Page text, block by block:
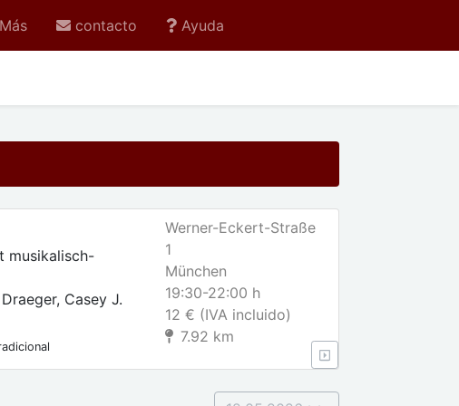
Más contacto Ayuda
musikalisch-
Casey J.
Mulderig
Werner-Eckert-Straße
1
München
19:30-22:00 h
12 € (IVA incluido)
7.92 km